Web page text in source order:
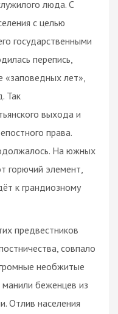
люда. С
с целью
государственными
перепись,
«заповедных лет»,
Так
выхода и
права.
На южных
горючий элемент,
к грандиозному
предвестников
совпало
необжитые
беженцев из
Отлив населения